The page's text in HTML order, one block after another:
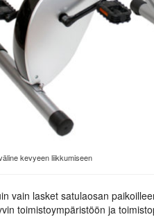
kevyeen liikkumiseen
vain lasket satulaosan
toimistoympäristöön ja